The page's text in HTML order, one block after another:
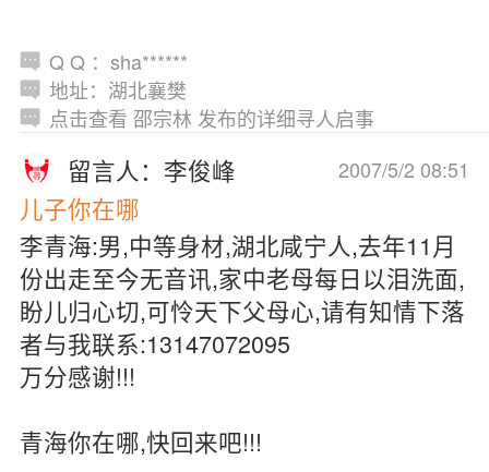
Q Q ：sha******
地址：湖北襄樊
点击查看 邵宗林 发布的详细寻人启事
2007/5/2 08:51
留言人：李俊峰
儿子你在哪
李青海:男,中等身材,湖北咸宁人,去年11月
份出走至今无音讯,家中老母每日以泪洗面,
盼儿归心切,可怜天下父母心,请有知情下落
者与我联系:13147072095
万分感谢!!!
青海你在哪,快回来吧!!!